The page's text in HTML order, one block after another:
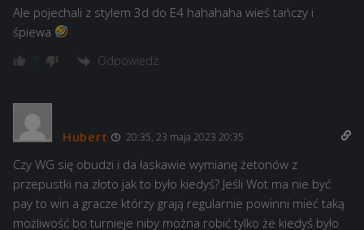
Ale pojechali z stylem 3d do E4 hahahaha wieś tańczy i
śpiewa
7 Odpowiedz
Hubert 20:35, 23 maja 2023 20:35
Czy WG się obudzi i da łaskawie wymianę żetonów z
przepustki na złoto jak to było kiedyś? Jeśli Wot ma nie być
pay to win a gracze którzy grają regularnie powinni mieć taką
możliwość bo turnieje niby można robić tylko że kiedyś było